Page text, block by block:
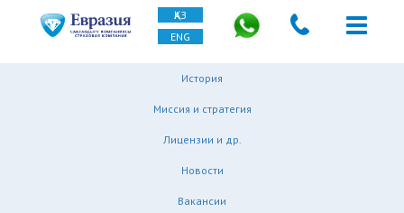
ҚАЗ
ENG
История
Миссия и стратегия
Лицензии и др.
Новости
Вакансии